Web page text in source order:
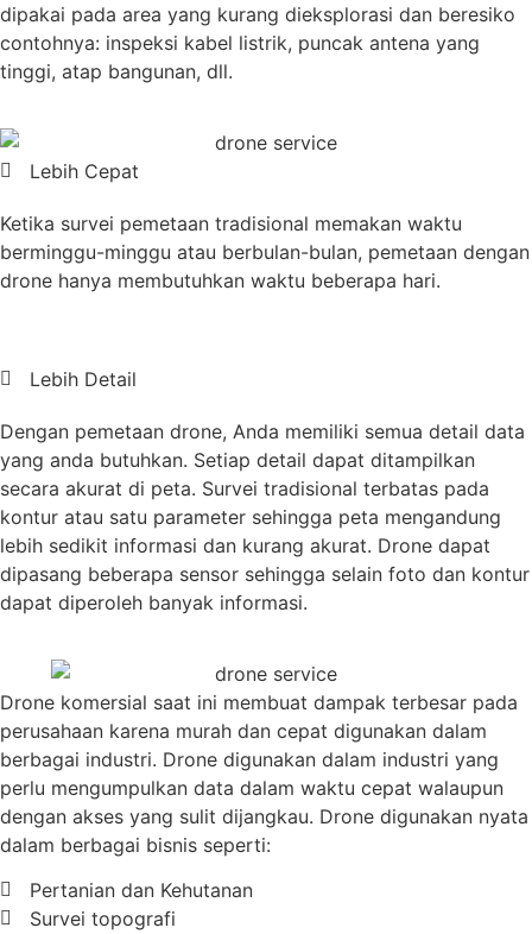
dipakai pada area yang kurang dieksplorasi dan beresiko
contohnya: inspeksi kabel listrik, puncak antena yang
tinggi, atap bangunan, dll.
Lebih Cepat
Ketika survei pemetaan tradisional memakan waktu
berminggu-minggu atau berbulan-bulan, pemetaan dengan
drone hanya membutuhkan waktu beberapa hari.
Lebih Detail
Dengan pemetaan drone, Anda memiliki semua detail data
yang anda butuhkan. Setiap detail dapat ditampilkan
secara akurat di peta. Survei tradisional terbatas pada
kontur atau satu parameter sehingga peta mengandung
lebih sedikit informasi dan kurang akurat. Drone dapat
dipasang beberapa sensor sehingga selain foto dan kontur
dapat diperoleh banyak informasi.
Drone komersial saat ini membuat dampak terbesar pada
perusahaan karena murah dan cepat digunakan dalam
berbagai industri. Drone digunakan dalam industri yang
perlu mengumpulkan data dalam waktu cepat walaupun
dengan akses yang sulit dijangkau. Drone digunakan nyata
dalam berbagai bisnis seperti:
Pertanian dan Kehutanan
Survei topografi